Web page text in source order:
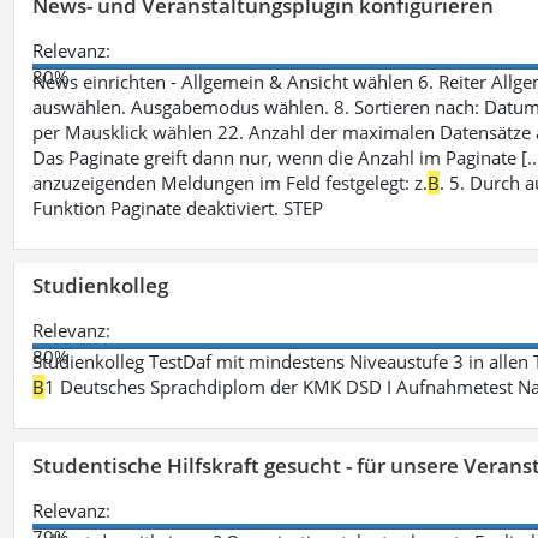
Relevanz:
80%
News einrichten - Allgemein & Ansicht wählen 6. Reiter
auswählen. Ausgabemodus wählen. 8. Sortieren nach:
per Mausklick wählen 22. Anzahl der maximalen Datensätze
Das Paginate greift dann nur, wenn die Anzahl im Paginate
anzuzeigenden Meldungen im Feld festgelegt: z.B. 5. Durch
Funktion Paginate deaktiviert. STEP
Studienkolleg
Relevanz:
80%
Studienkolleg TestDaf mit mindestens Niveaustufe 3 in
B1 Deutsches Sprachdiplom der KMK DSD I Aufnahmetest
Studentische Hilfskraft gesucht - für unsere
Relevanz: